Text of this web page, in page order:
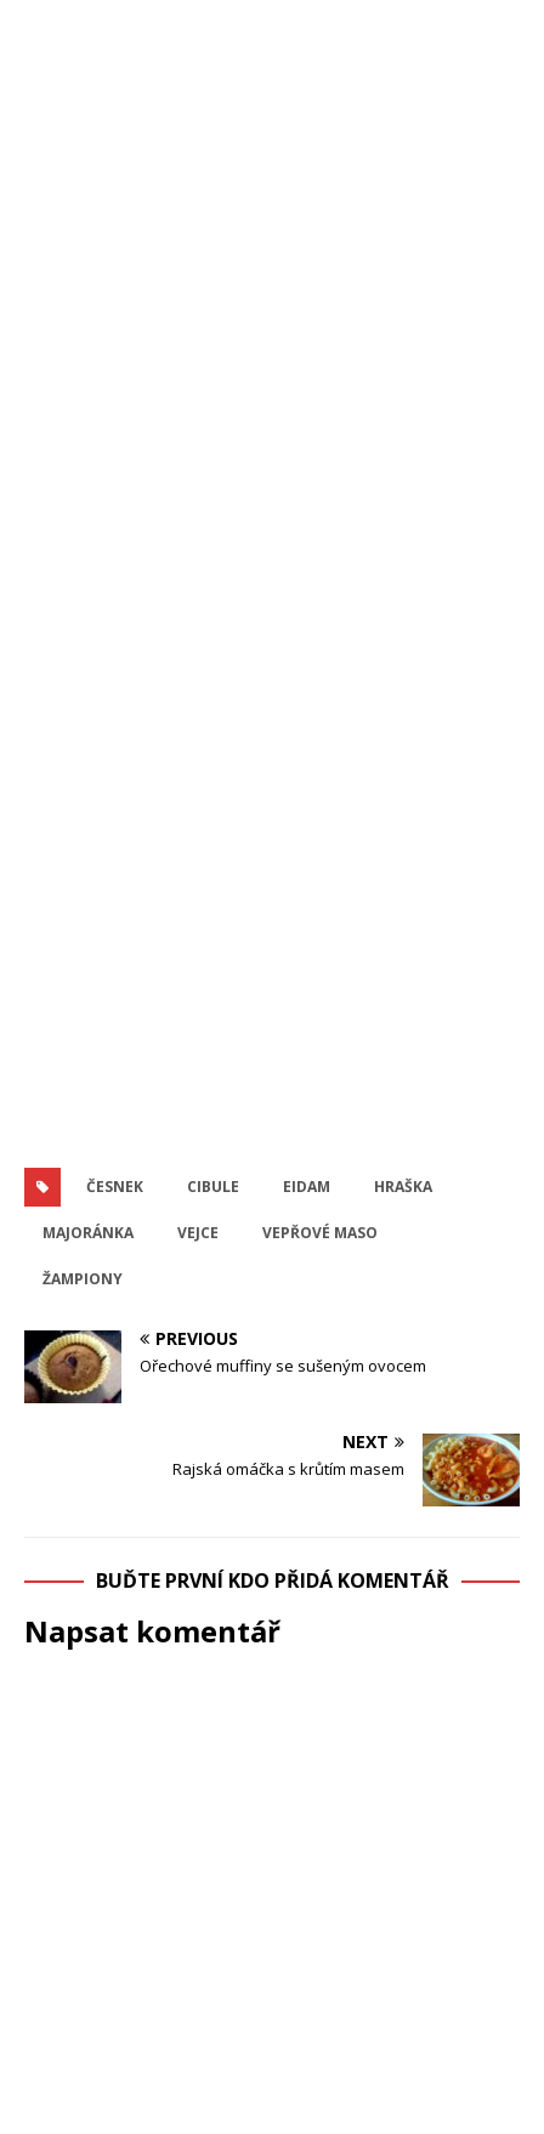
ČESNEK CIBULE EIDAM HRAŠKA
MAJORÁNKA VEJCE VEPŘOVÉ MASO
ŽAMPIONY
PREVIOUS
Ořechové muffiny se sušeným ovocem
NEXT
Rajská omáčka s krůtím masem
BUĎTE PRVNÍ KDO PŘIDÁ KOMENTÁŘ
Napsat komentář